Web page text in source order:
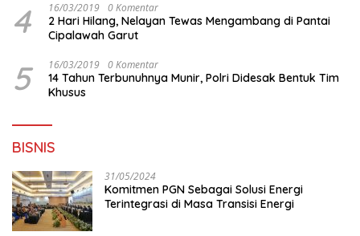
4 16/03/2019 0 Komentar
2 Hari Hilang, Nelayan Tewas Mengambang di Pantai
Cipalawah Garut
5 16/03/2019 0 Komentar
14 Tahun Terbunuhnya Munir, Polri Didesak Bentuk Tim
Khusus
BISNIS
31/05/2024
Komitmen PGN Sebagai Solusi Energi
Terintegrasi di Masa Transisi Energi